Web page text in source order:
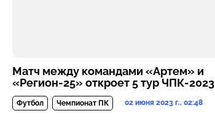
Матч между командами «Артем» и
«Регион-25» откроет 5 тур ЧПК-2023
Футбол Чемпионат ПК 02 июня 2023 г., 02:48